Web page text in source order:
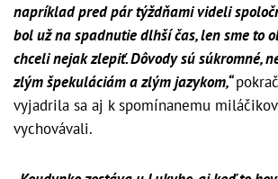
napríklad pred pár týždňami videli
bol už na spadnutie dlhší čas, len sme to
chceli nejak zlepiť. Dôvody sú súkromné,
zlým špekuláciám a zlým jazykom,“
vyjadrila sa aj k spomínanemu
vychovávali.